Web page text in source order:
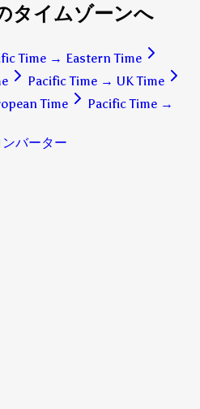
タイムゾーンへ
Time → Eastern Time
Pacific Time → UK Time
Time Pacific Time →
バーター